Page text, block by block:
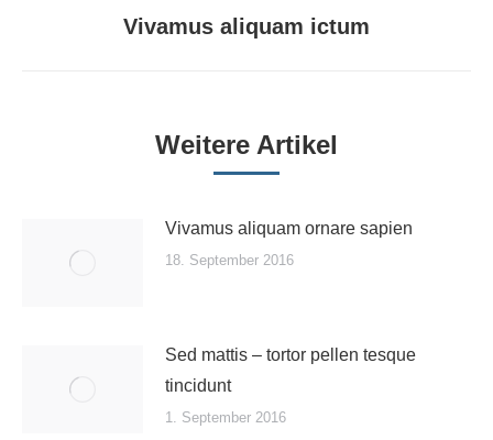
Nächster
Vivamus aliquam ictum
Weitere Artikel
Vivamus aliquam ornare sapien
18. September 2016
Sed mattis – tortor pellen tesque
tincidunt
1. September 2016